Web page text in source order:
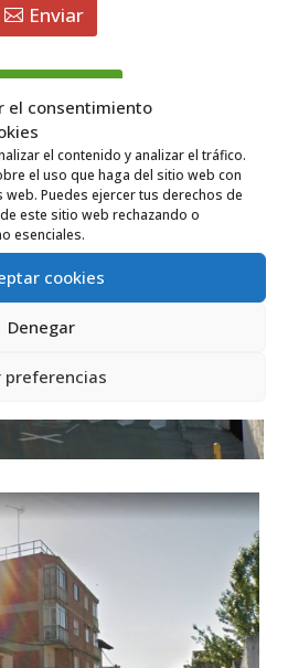
el consentimiento
el contenido y analizar el tráfico.
el uso que haga del sitio web con
Puedes ejercer tus derechos de
este sitio web rechazando o
esenciales.
cookies
Denegar
preferencias
Enviar